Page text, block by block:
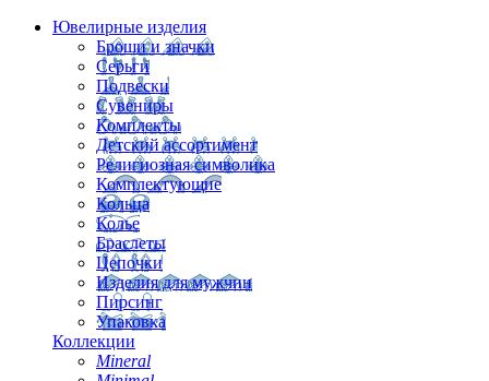
Ювелирные изделия
Броши и значки
Серьги
Подвески
Сувениры
Комплекты
Детский ассортимент
Религиозная символика
Комплектующие
Кольца
Колье
Браслеты
Цепочки
Изделия для мужчин
Пирсинг
Упаковка
Коллекции
Mineral